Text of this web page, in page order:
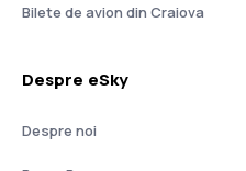
Bilete de avion din Craiova
Despre eSky
Despre noi